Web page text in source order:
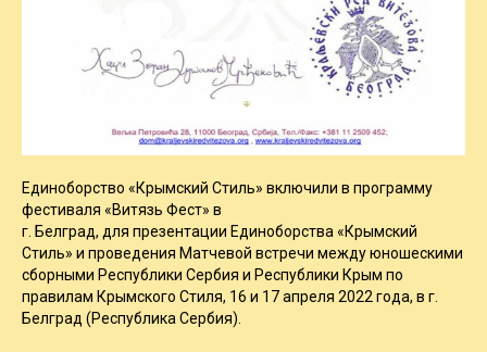
Единоборство «Крымский Стиль» включили в программу
фестиваля «Витязь Фест» в
г. Белград, для презентации Единоборства «Крымский
Стиль» и проведения Матчевой встречи между юношескими
сборными Республики Сербия и Республики Крым по
правилам Крымского Стиля, 16 и 17 апреля 2022 года, в г.
Белград (Республика Сербия).